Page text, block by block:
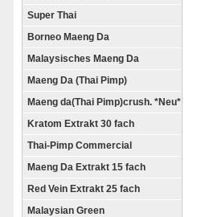
Super Thai
Borneo Maeng Da
Malaysisches Maeng Da
Maeng Da (Thai Pimp)
Maeng da(Thai Pimp)crush. *Neu*
Kratom Extrakt 30 fach
Thai-Pimp Commercial
Maeng Da Extrakt 15 fach
Red Vein Extrakt 25 fach
Malaysian Green